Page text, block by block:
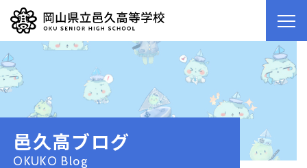
邑久高ブログ
OKUKO Blog